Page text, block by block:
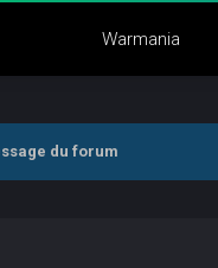
Warmania
du forum